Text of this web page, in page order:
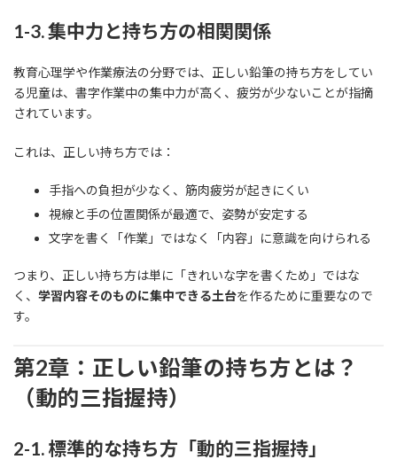
1-3. 集中力と持ち方の相関関係
教育心理学や作業療法の分野では、正しい鉛筆の持ち方をしてい
る児童は、書字作業中の集中力が高く、疲労が少ないことが指摘
されています。
これは、正しい持ち方では：
手指への負担が少なく、筋肉疲労が起きにくい
視線と手の位置関係が最適で、姿勢が安定する
文字を書く「作業」ではなく「内容」に意識を向けられる
つまり、正しい持ち方は単に「きれいな字を書くため」ではな
く、 学習内容そのものに集中できる土台を作るために重要なので
す。
第2章：正しい鉛筆の持ち方とは？
（動的三指握持）
2-1. 標準的な持ち方「動的三指握持」